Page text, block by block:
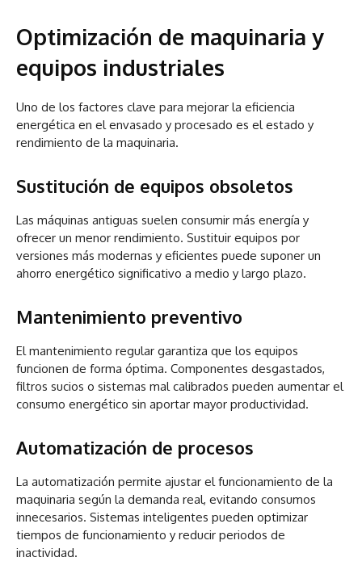
Optimización de maquinaria y
equipos industriales
Uno de los factores clave para mejorar la eficiencia
energética en el envasado y procesado es el estado y
rendimiento de la maquinaria.
Sustitución de equipos obsoletos
Las máquinas antiguas suelen consumir más energía y
ofrecer un menor rendimiento. Sustituir equipos por
versiones más modernas y eficientes puede suponer un
ahorro energético significativo a medio y largo plazo.
Mantenimiento preventivo
El mantenimiento regular garantiza que los equipos
funcionen de forma óptima. Componentes desgastados,
filtros sucios o sistemas mal calibrados pueden aumentar el
consumo energético sin aportar mayor productividad.
Automatización de procesos
La automatización permite ajustar el funcionamiento de la
maquinaria según la demanda real, evitando consumos
innecesarios. Sistemas inteligentes pueden optimizar
tiempos de funcionamiento y reducir periodos de
inactividad.